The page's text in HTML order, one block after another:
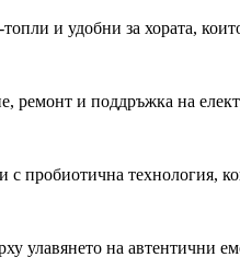
и удобни за хората,
ремонт и поддръжка на
пробиотична технология,
улавянето на автентични